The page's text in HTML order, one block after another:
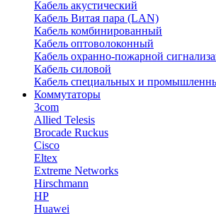
Кабель акустический
Кабель Витая пара (LAN)
Кабель комбинированный
Кабель оптоволоконный
Кабель охранно-пожарной
Кабель силовой
Кабель специальных и
Коммутаторы
3com
Allied Telesis
Brocade Ruckus
Cisco
Eltex
Extreme Networks
Hirschmann
HP
Huawei